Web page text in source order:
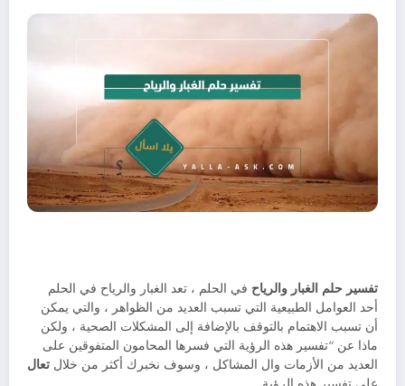
تفسير حلم الغبار والرياح في الحلم ، تعد الغبار والرياح في الحلم
أحد العوامل الطبيعية التي تسبب العديد من الظواهر ، والتي يمكن
أن تسبب الاهتمام بالتوقف بالإضافة إلى المشكلات الصحية ، ولكن
ماذا عن “تفسير هذه الرؤية التي فسرها المحامون المتفوقين على
العديد من الأزمات وال المشاكل ، وسوف نخبرك أكثر من خلال تعال